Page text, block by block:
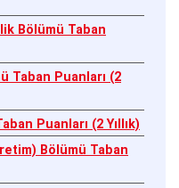
Bölümü Taban
Taban Puanları (2
Puanları (2 Yıllık)
Bölümü Taban